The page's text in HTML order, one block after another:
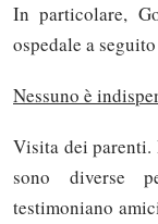
In particolare,
ospedale a
Nessuno è
Visita dei
sono diverse
testimoniano